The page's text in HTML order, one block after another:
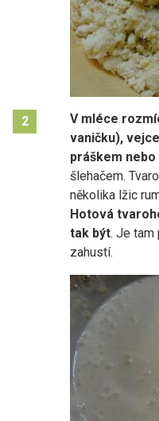
2
V mléce
vaničku),
práškem
šlehačem.
několika lžic
Hotová
tak být. Je tam
zahustí.